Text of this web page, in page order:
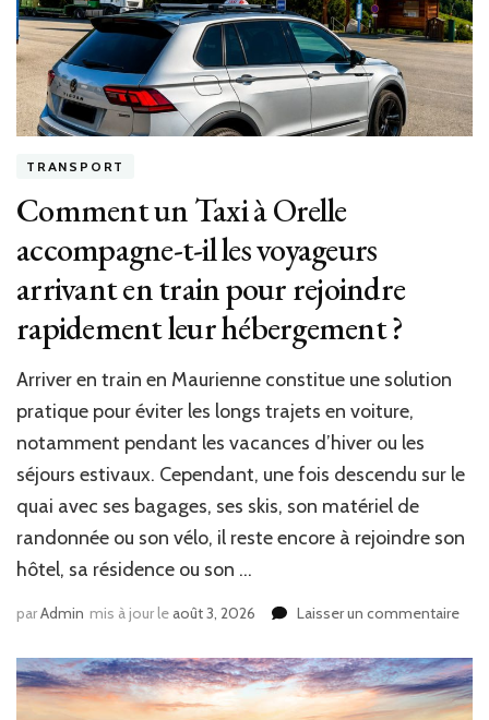
de
bain
à
?
TRANSPORT
Comment un Taxi à Orelle
accompagne-t-il les voyageurs
arrivant en train pour rejoindre
rapidement leur hébergement ?
Arriver en train en Maurienne constitue une solution
pratique pour éviter les longs trajets en voiture,
notamment pendant les vacances d’hiver ou les
séjours estivaux. Cependant, une fois descendu sur le
quai avec ses bagages, ses skis, son matériel de
randonnée ou son vélo, il reste encore à rejoindre son
hôtel, sa résidence ou son …
parAdmin mis à jour leaoût 3, 2026 Laisser un commentairesur
un
Taxi
à